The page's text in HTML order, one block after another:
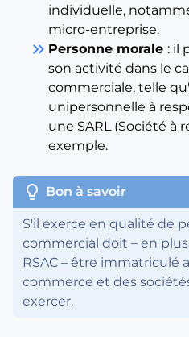
individuelle,
micro-entreprise.
keyboard_double_arrow_right Personne morale : il
son activité dans le
commerciale, telle
unipersonnelle à
une SARL (Société à
exemple.
lightbulb Bon à savoir
S'il exerce en qualité de
commercial doit – en
RSAC – être immatriculé
commerce et des
exercer.